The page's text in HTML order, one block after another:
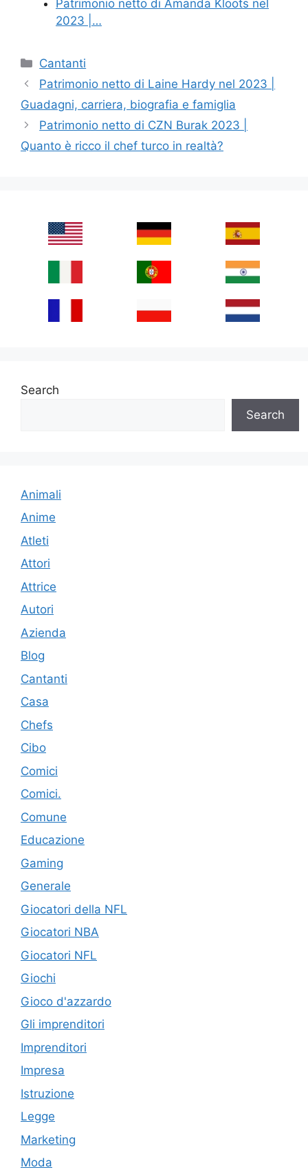
Patrimonio netto di Amanda Kloots nel
2023 |…
Categories
Cantanti
Patrimonio netto di Laine Hardy nel 2023 |
Guadagni, carriera, biografia e famiglia
Patrimonio netto di CZN Burak 2023 |
Quanto è ricco il chef turco in realtà?
Search
Search
Animali
Anime
Atleti
Attori
Attrice
Autori
Azienda
Blog
Cantanti
Casa
Chefs
Cibo
Comici
Comici.
Comune
Educazione
Gaming
Generale
Giocatori della NFL
Giocatori NBA
Giocatori NFL
Giochi
Gioco d'azzardo
Gli imprenditori
Imprenditori
Impresa
Istruzione
Legge
Marketing
Moda